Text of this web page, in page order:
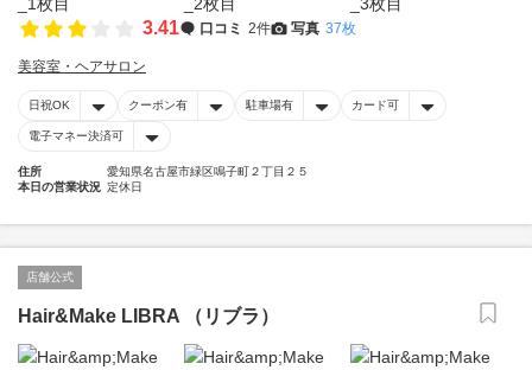
3.41 口コミ 2件 写真 37枚
美容室・ヘアサロン
日祝OK クーポン有 駐車場有 カード可
電子マネー決済可
住所
愛知県名古屋市緑区鳴子町２丁目２５
本日の営業状況 定休日
店舗公式
Hair&Make LIBRA （リブラ）